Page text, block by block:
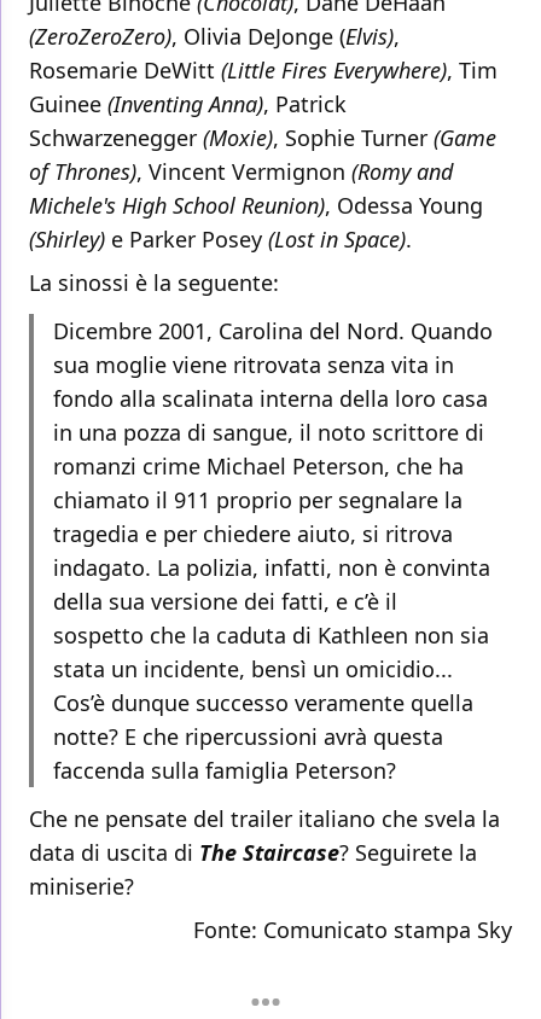
(ZeroZeroZero), Olivia DeJonge (Elvis),
Rosemarie DeWitt (Little Fires Everywhere), Tim
Guinee (Inventing Anna), Patrick
Schwarzenegger (Moxie), Sophie Turner (Game
of Thrones), Vincent Vermignon (Romy and
Michele's High School Reunion), Odessa Young
(Shirley) e Parker Posey (Lost in Space).
La sinossi è la seguente:
Dicembre 2001, Carolina del Nord. Quando
sua moglie viene ritrovata senza vita in
fondo alla scalinata interna della loro casa
in una pozza di sangue, il noto scrittore di
romanzi crime Michael Peterson, che ha
chiamato il 911 proprio per segnalare la
tragedia e per chiedere aiuto, si ritrova
indagato. La polizia, infatti, non è convinta
della sua versione dei fatti, e c’è il
sospetto che la caduta di Kathleen non sia
stata un incidente, bensì un omicidio...
Cos’è dunque successo veramente quella
notte? E che ripercussioni avrà questa
faccenda sulla famiglia Peterson?
Che ne pensate del trailer italiano che svela la
data di uscita di The Staircase? Seguirete la
miniserie?
Fonte: Comunicato stampa Sky